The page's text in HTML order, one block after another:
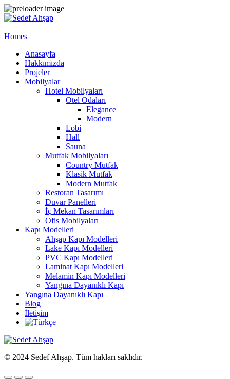
Homes
Anasayfa
Hakkımızda
Projeler
Mobilyalar
Hotel Mobilyaları
Otel Odaları
Elegance
Modern
Lobi
Hall
Sauna
Mutfak Mobilyaları
Country Mutfak
Klasik Mutfak
Modern Mutfak
Restoran Tasarımı
Duvar Panelleri
İç Mekan Tasarımları
Ofis Mobilyaları
Kapı Modelleri
Ahşap Kapı Modelleri
Lake Kapı Modelleri
PVC Kapı Modelleri
Laminat Kapı Modelleri
Melamin Kapı Modelleri
Yangına Dayanıklı Kapı
Yangına Dayanıklı Kapı
Blog
İletişim
© 2024 Sedef Ahşap. Tüm hakları saklıdır.